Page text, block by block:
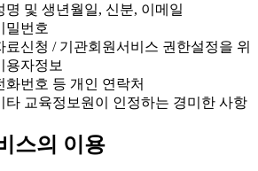
및 생년월일, 신분, 이메일
번호
신청 / 기관회원서비스 권한설정을 위
용자정보
번호 등 개인 연락처
교육정보원이 인정하는 경미한 사항
스의 이용